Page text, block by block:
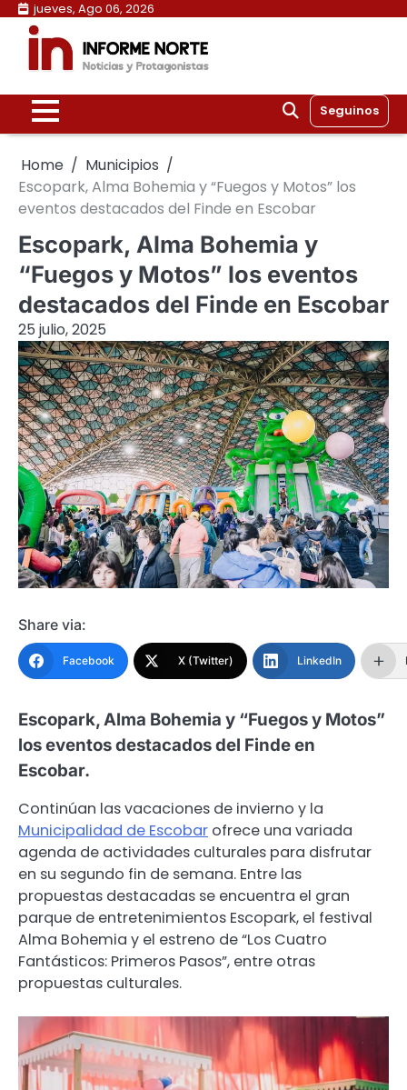
Skip
content
jueves, Ago 06, 2026
Seguinos
Home
Municipios
Escopark, Alma Bohemia y “Fuegos y Motos” los
eventos destacados del Finde en Escobar
Escopark, Alma Bohemia y
“Fuegos y Motos” los eventos
destacados del Finde en Escobar
25 julio, 2025
Share via:
Facebook X (Twitter) LinkedIn
Escopark, Alma Bohemia y “Fuegos y Motos”
los eventos destacados del Finde en
Escobar.
Continúan las vacaciones de invierno y la
Municipalidad de Escobar ofrece una variada
agenda de actividades culturales para disfrutar
en su segundo fin de semana. Entre las
propuestas destacadas se encuentra el gran
parque de entretenimientos Escopark, el festival
Alma Bohemia y el estreno de “Los Cuatro
Fantásticos: Primeros Pasos”, entre otras
propuestas culturales.